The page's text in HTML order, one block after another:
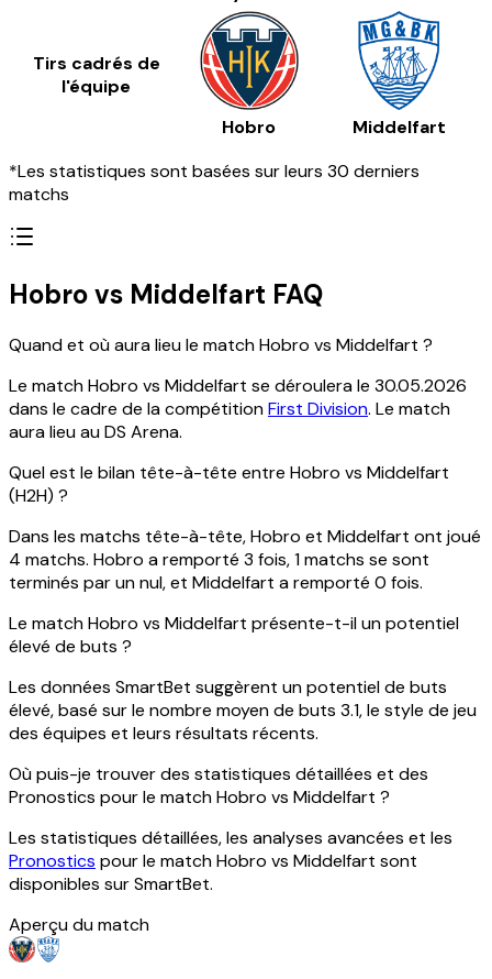
Tirs cadrés de
l'équipe
Hobro
Middelfart
*Les statistiques sont basées sur leurs 30 derniers
matchs
Hobro vs Middelfart FAQ
Quand et où aura lieu le match Hobro vs Middelfart ?
Le match Hobro vs Middelfart se déroulera le 30.05.2026
dans le cadre de la compétitionFirst Division. Le match
aura lieu au DS Arena.
Quel est le bilan tête-à-tête entre Hobro vs Middelfart
(H2H) ?
Dans les matchs tête-à-tête, Hobro et Middelfart ont joué
4 matchs. Hobro a remporté 3 fois, 1 matchs se sont
terminés par un nul, et Middelfart a remporté 0 fois.
Le match Hobro vs Middelfart présente-t-il un potentiel
élevé de buts ?
Les données SmartBet suggèrent un potentiel de buts
élevé, basé sur le nombre moyen de buts 3.1, le style de jeu
des équipes et leurs résultats récents.
Où puis-je trouver des statistiques détaillées et des
Pronostics pour le match Hobro vs Middelfart ?
Les statistiques détaillées, les analyses avancées et les
Pronostics pour le match Hobro vs Middelfart sont
disponibles sur SmartBet.
Aperçu du match